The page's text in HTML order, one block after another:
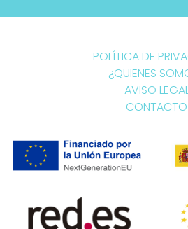
POLÍTICA DE
¿QUIENES
AVISO
CONTACTO